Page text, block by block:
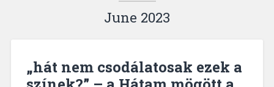
June 2023
„hát nem csodálatosak ezek a